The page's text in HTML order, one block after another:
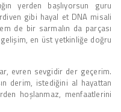
yerden başlıyorsun guru
gibi hayal et DNA misali
de bir sarmalın da parçası
en üst yetkinliğe doğru
evren sevgidir der geçerim.
derim, istediğini al hayattan
hoşlanmaz, menfaatlerini